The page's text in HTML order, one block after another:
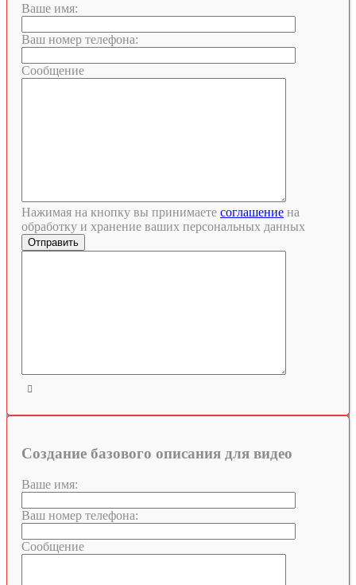
Ваше имя:
Ваш номер телефона:
Сообщение
Нажимая на кнопку вы принимаете соглашение на
обработку и хранение ваших персональных данных

Создание базового описания для видео
Ваше имя:
Ваш номер телефона:
Сообщение